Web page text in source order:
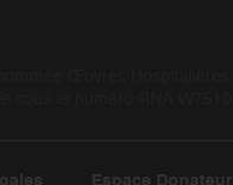
Espace Donateur